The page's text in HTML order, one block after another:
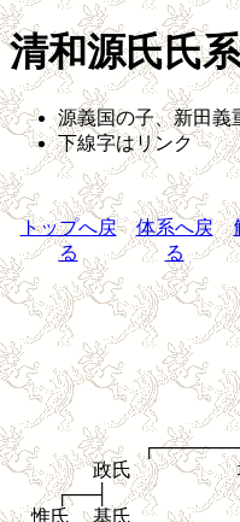
清和源氏氏
源義国の子、新田義
下線字はリンク
トップへ戻
る
体系へ戻
る
政氏
┌──┤
惟氏
基氏